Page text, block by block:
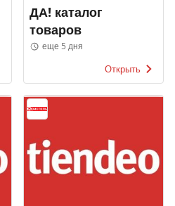
ДА! каталог
товаров
еще 5 дня
Открыть